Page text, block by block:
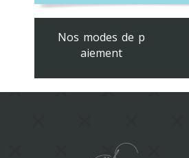
Nos modes de p
aiement